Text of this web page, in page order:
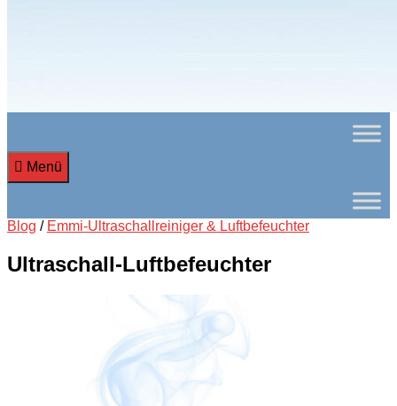
Menü
Blog / Emmi-Ultraschallreiniger & Luftbefeuchter
Ultraschall-Luftbefeuchter